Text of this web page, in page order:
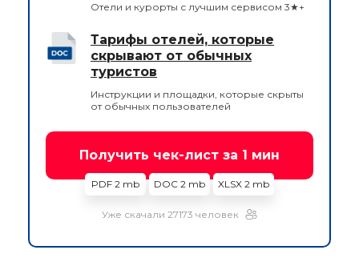
Отели и курорты с лучшим сервисом 3★+
Тарифы отелей, которые
скрывают от обычных
туристов
Инструкции и площадки, которые скрыты
от обычных пользователей
Получить чек-лист за 1 мин
PDF 2 mb DOC 2 mb XLSX 2 mb
Уже скачали 27173 человек